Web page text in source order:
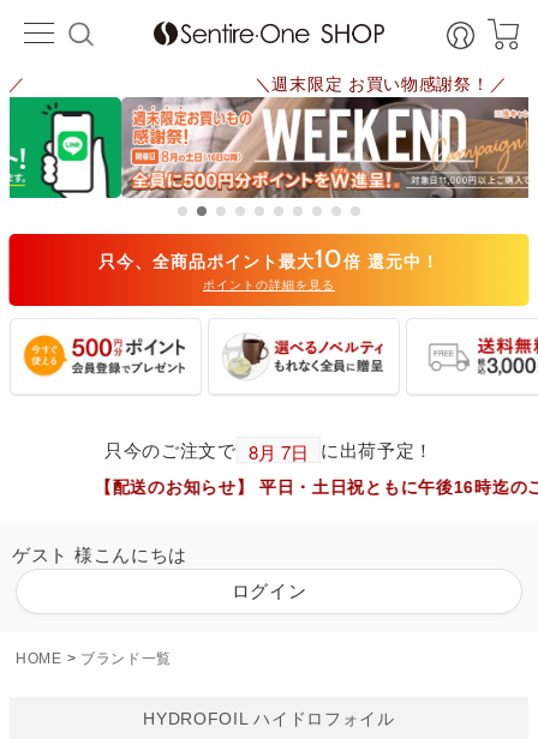
＼週末限定 お買い物感謝祭！／
只今、全商品ポイント最大10倍 還元中！
ポイントの詳細を見る
只今のご注文で に出荷予定！
【配送のお知らせ】 平日・土日祝ともに午後16時迄のご注文
ゲスト 様こんにちは
ログイン
HOME ブランド一覧
HYDROFOIL ハイドロフォイル